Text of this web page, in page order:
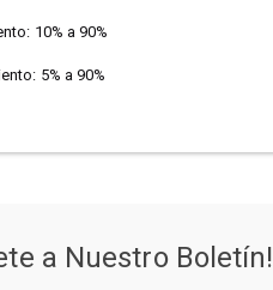
10% a 90%
5% a 90%
a Nuestro Boletín!